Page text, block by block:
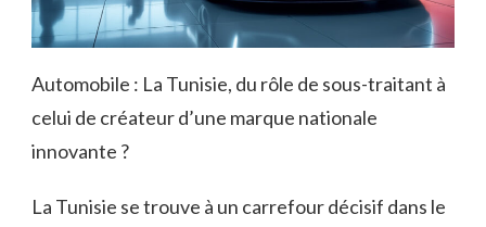
Automobile : La Tunisie, du rôle de sous-traitant à
celui de créateur d’une marque nationale
innovante ?
La Tunisie se trouve à un carrefour décisif dans le